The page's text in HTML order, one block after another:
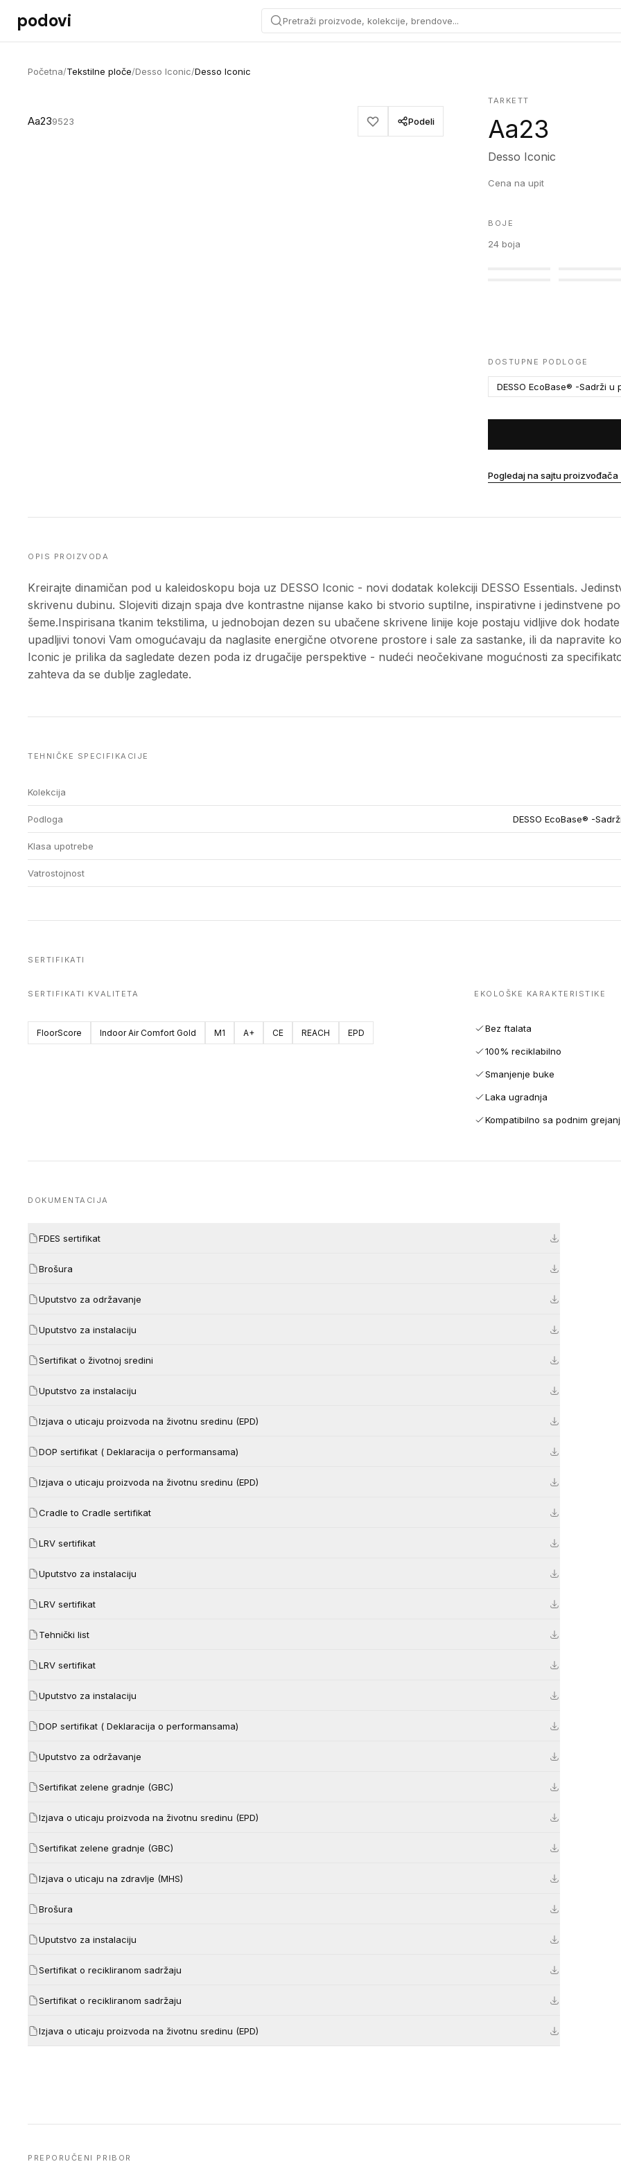
Preskoči na sadržaj
podovi Pretraži proizvode, kolekcije, brendove...
Početna/Tekstilne ploče/Desso Iconic/Desso Iconic
Aa239523 Podeli
TARKETT
Aa23
Desso Iconic
Cena na upit
BOJE
24 boja
DOSTUPNE PODLOGE
DESSO EcoBase® -Sadrži
Pogledaj na sajtu proizvođača
OPIS PROIZVODA
Kreirajte dinamičan pod u kaleidoskopu boja uz DESSO Iconic - novi dodatak kolekciji DESSO Essentials.
skrivenu dubinu. Slojeviti dizajn spaja dve kontrastne nijanse kako bi stvorio suptilne, inspirativne i jedinstvene
šeme.Inspirisana tkanim tekstilima, u jednobojan dezen su ubačene skrivene linije koje postaju vidljive dok
upadljivi tonovi Vam omogućavaju da naglasite energične otvorene prostore i sale za sastanke, ili da napravite
Iconic je prilika da sagledate dezen poda iz drugačije perspektive - nudeći neočekivane mogućnosti za
zahteva da se dublje zagledate.
TEHNIČKE SPECIFIKACIJE
Kolekcija
Podloga DESSO EcoBase® -
Klasa upotrebe
Vatrostojnost
SERTIFIKATI
SERTIFIKATI KVALITETA
FloorScore Indoor Air Comfort Gold M1 A+ CE REACH EPD
EKOLOŠKE KARAKTERISTIKE
Bez ftalata
100% reciklabilno
Smanjenje buke
Laka ugradnja
Kompatibilno sa podnim
DOKUMENTACIJA
FDES sertifikat
Brošura
Uputstvo za održavanje
Uputstvo za instalaciju
Sertifikat o životnoj sredini
Uputstvo za instalaciju
Izjava o uticaju proizvoda na životnu sredinu (EPD)
DOP sertifikat ( Deklaracija o performansama)
Izjava o uticaju proizvoda na životnu sredinu (EPD)
Cradle to Cradle sertifikat
LRV sertifikat
Uputstvo za instalaciju
LRV sertifikat
Tehnički list
LRV sertifikat
Uputstvo za instalaciju
DOP sertifikat ( Deklaracija o performansama)
Uputstvo za održavanje
Sertifikat zelene gradnje (GBC)
Izjava o uticaju proizvoda na životnu sredinu (EPD)
Sertifikat zelene gradnje (GBC)
Izjava o uticaju na zdravlje (MHS)
Brošura
Uputstvo za instalaciju
Sertifikat o recikliranom sadržaju
Sertifikat o recikliranom sadržaju
Izjava o uticaju proizvoda na životnu sredinu (EPD)
PREPORUČENI PRIBOR